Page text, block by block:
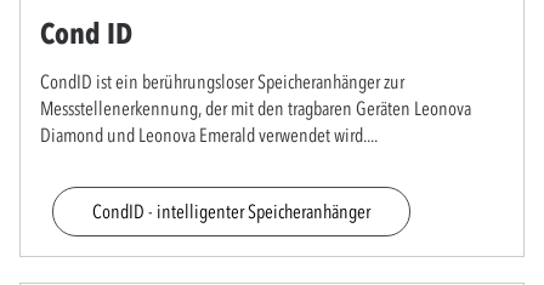
Cond ID
CondID ist ein berührungsloser Speicheranhänger zur
Messstellenerkennung, der mit den tragbaren Geräten Leonova
Diamond und Leonova Emerald verwendet wird....
CondID - intelligenter Speicheranhänger